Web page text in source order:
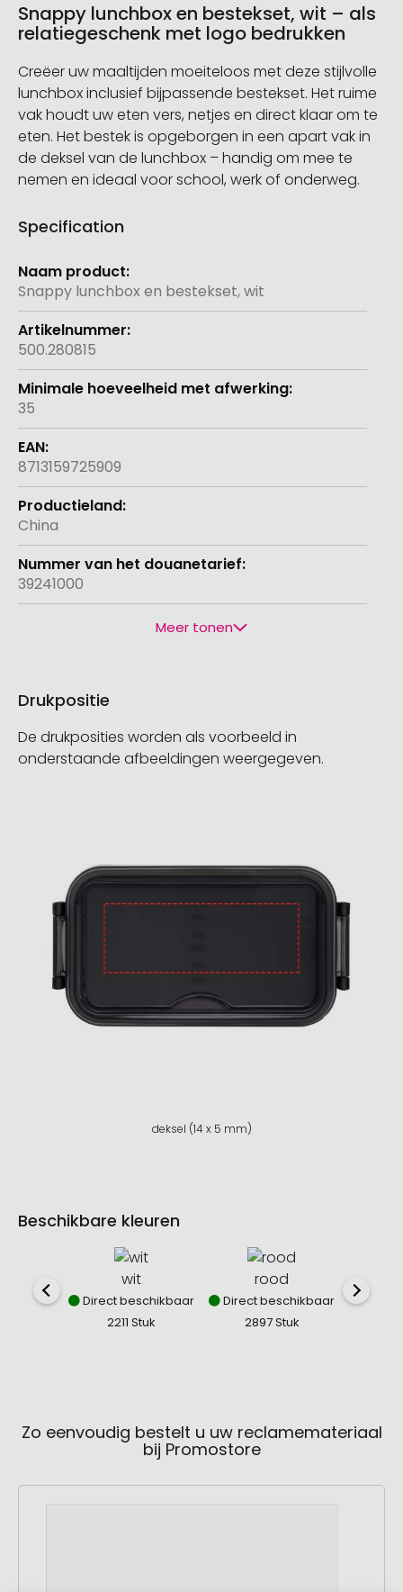
Snappy lunchbox en bestekset, wit – als
relatiegeschenk met logo bedrukken
Creëer uw maaltijden moeiteloos met deze stijlvolle
lunchbox inclusief bijpassende bestekset. Het ruime
vak houdt uw eten vers, netjes en direct klaar om te
eten. Het bestek is opgeborgen in een apart vak in
de deksel van de lunchbox – handig om mee te
nemen en ideaal voor school, werk of onderweg.
Specification
Meer
informatie
Snappy lunchbox en bestekset, wit
500.280815
35
8713159725909
China
39241000
Meer tonen
Drukpositie
De drukposities worden als voorbeeld in
onderstaande afbeeldingen weergegeven.
deksel (14 x 5 mm)
Beschikbare kleuren
wit
Direct beschikbaar
2211 Stuk
rood
Direct beschikbaar
2897 Stuk
Direct
Zo eenvoudig bestelt u uw reclamemateriaal
bij Promostore